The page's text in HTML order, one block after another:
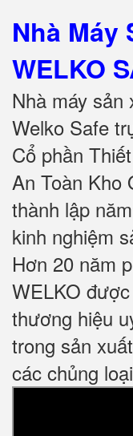
Nhà Máy
WELKO
Nhà máy sản
Welko Safe
Cổ phần
An Toàn Kho
thành lập
kinh nghiệm
Hơn 20 năm
WELKO
thương hiệu
trong sản
các chủng